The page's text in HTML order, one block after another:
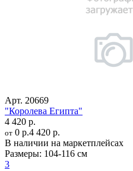
Арт. 20669
"Королева Египта"
4 420 р.
от 0 р.4 420 р.
В наличии на маркетплейсах
Размеры: 104-116 см
3